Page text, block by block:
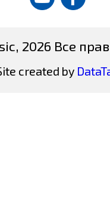
2026 Все
created by